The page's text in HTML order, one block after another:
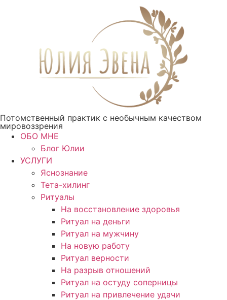
Потомственный практик с необычным качеством
мировоззрения
ОБО МНЕ
Блог Юлии
УСЛУГИ
Яснознание
Тета-хилинг
Ритуалы
На восстановление здоровья
Ритуал на деньги
Ритуал на мужчину
На новую работу
Ритуал верности
На разрыв отношений
Ритуал на остуду соперницы
Ритуал на привлечение удачи